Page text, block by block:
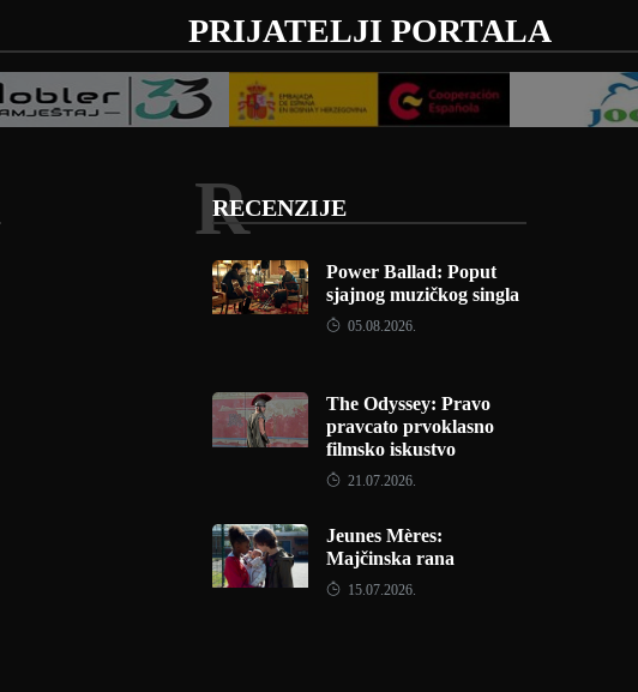
PRIJATELJI PORTALA
RECENZIJE
R
Power Ballad: Poput
sjajnog muzičkog singla
05.08.2026.
The Odyssey: Pravo
pravcato prvoklasno
filmsko iskustvo
21.07.2026.
Jeunes Mères:
Majčinska rana
15.07.2026.